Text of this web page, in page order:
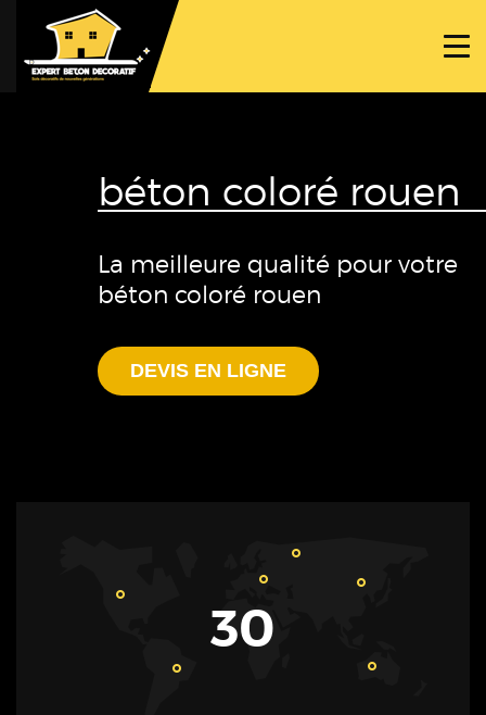
PROJETS
TRAVAUX SPÉCIFIQUES
NOUS CONTACTER
béton coloré rouen
La meilleure qualité pour votre
béton coloré rouen
DEVIS EN LIGNE
30